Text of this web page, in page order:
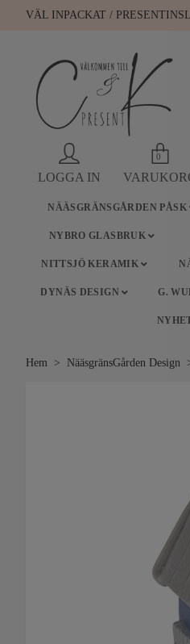
VÄL INPACKAT /
LOGGA IN
0
NÄÄSGRÄNSGÅRDEN PÅSK
NYBRO GLASBRUK
NITTSJÖ KERAMIK
DYNÄS DESIGN G.
Hem NääsgränsGården Design